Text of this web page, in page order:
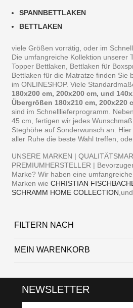
SPANNBETTLAKEN
BETTLAKEN
viele Größen vorrätig, oder im
Die umfangreiche Kollektion unserer
Topper Bettlaken, Bettlaken für
Bettlaken für die Matratze finden Sie
im ONLINESHOP. Viele
180x200 cm, 200x200 cm, und
Übergrößen 180x210 cm, 200x220
sind im Schnelllieferprogramm.
45 cm, fertigen wir jedes
Steghöhe auf Sonderwunsch an.
aller Ruhe die beste Wahl treffen,
UNSERE MARKEN |
PREMIUMHERSTELLER |
Marke? Wir haben eine
Marken wieCHRISTIAN
SCHRAMM HOME COLLECTION ,und
FILTERN NACH
MEIN WARENKORB
NEWSLETTER